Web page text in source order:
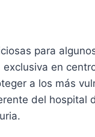
para
en
a los más
del hospital